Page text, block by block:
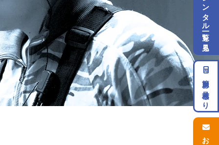
レンタル一覧を見る
簡単お見積もり